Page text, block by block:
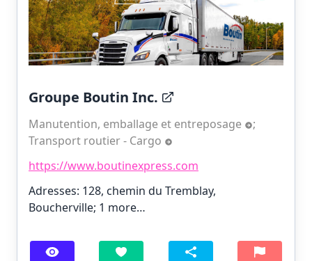
Groupe Boutin Inc.
Manutention, emballage et entreposage
;
Transport routier - Cargo
https://www.boutinexpress.com
Adresses: 128, chemin du Tremblay,
Boucherville; 1 more…